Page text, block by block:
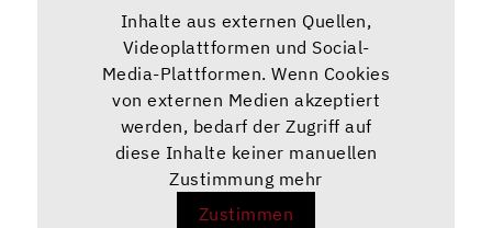
Inhalte aus externen Quellen,
Videoplattformen und Social-
Media-Plattformen. Wenn Cookies
von externen Medien akzeptiert
werden, bedarf der Zugriff auf
diese Inhalte keiner manuellen
Zustimmung mehr
Zustimmen